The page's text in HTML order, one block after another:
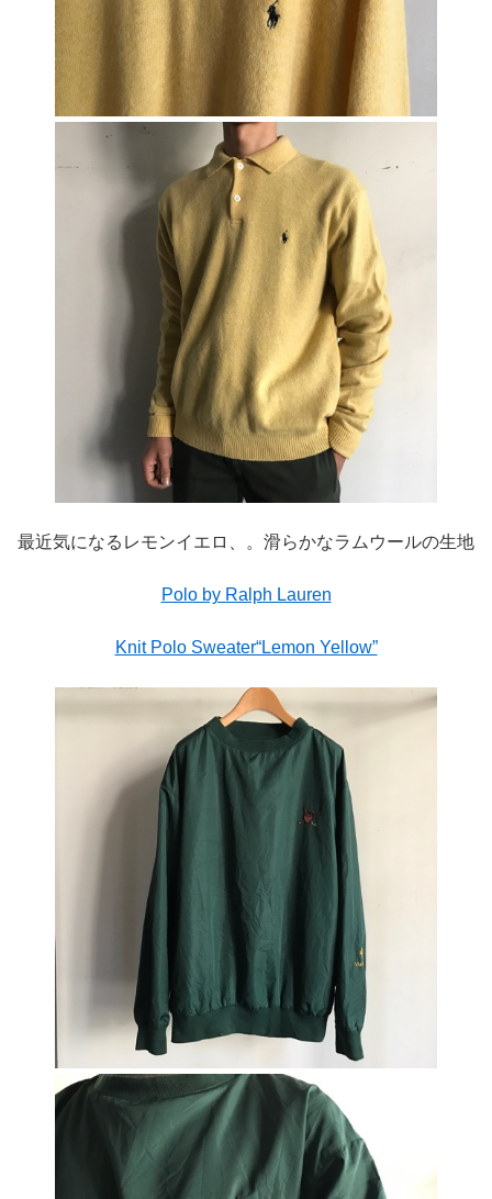
最近気になるレモンイエロ、。滑らかなラムウールの生地
Polo by Ralph Lauren
Knit Polo Sweater“Lemon Yellow”